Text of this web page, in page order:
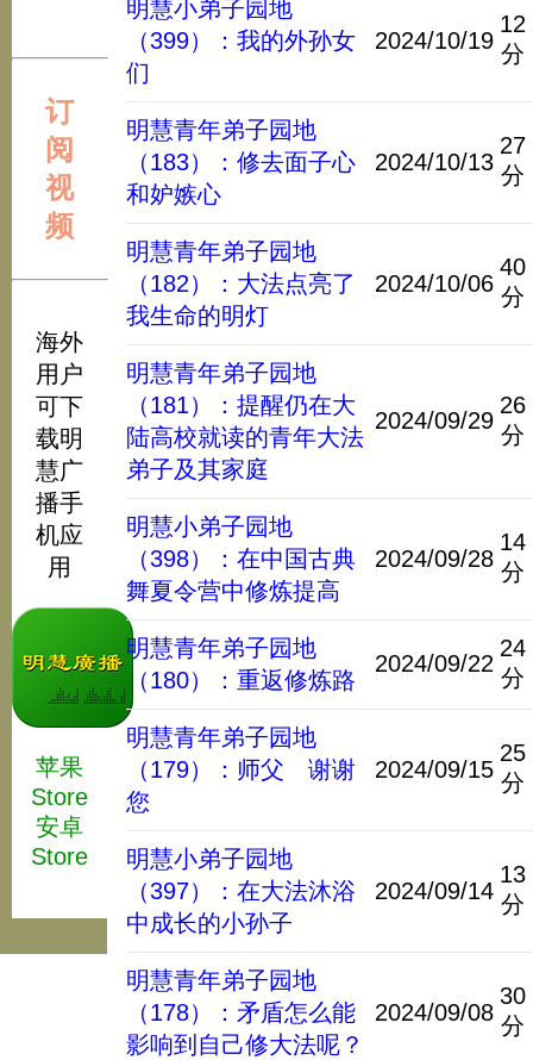
订
阅
视
频
海外
用户
可下
载明
慧广
播手
机应
用
苹果
Store
安卓
Store
明慧小弟子园地
（399）：我的外孙女
们
2024/10/19
12
分
明慧青年弟子园地
（183）：修去面子心
和妒嫉心
2024/10/13
27
分
明慧青年弟子园地
（182）：大法点亮了
我生命的明灯
2024/10/06
40
分
明慧青年弟子园地
（181）：提醒仍在大
陆高校就读的青年大法
弟子及其家庭
2024/09/29
26
分
明慧小弟子园地
（398）：在中国古典
舞夏令营中修炼提高
2024/09/28
14
分
明慧青年弟子园地
（180）：重返修炼路
2024/09/22
24
分
明慧青年弟子园地
（179）：师父 谢谢
您
2024/09/15
25
分
明慧小弟子园地
（397）：在大法沐浴
中成长的小孙子
2024/09/14
13
分
明慧青年弟子园地
（178）：矛盾怎么能
影响到自己修大法呢？
2024/09/08
30
分